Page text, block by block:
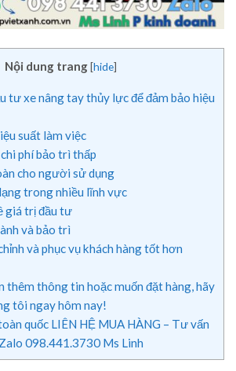
Nội dung trang [hide]
tư xe nâng tay thủy lực để đảm bảo hiệu
suất làm việc
phí bảo trì thấp
cho người sử dụng
trong nhiều lĩnh vực
giá trị đầu tư
và bảo trì
và phục vụ khách hàng tốt hơn
thêm thông tin hoặc muốn đặt hàng, hãy
tôi ngay hôm nay!
quốc LIÊN HỆ MUA HÀNG – Tư vấn
098.441.3730 Ms Linh